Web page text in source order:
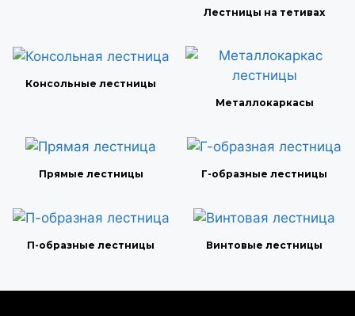
Лестницы на тетивах
Консольные лестницы
Металлокаркасы
Прямые лестницы Г-образные лестницы
П-образные лестницы Винтовые лестницы